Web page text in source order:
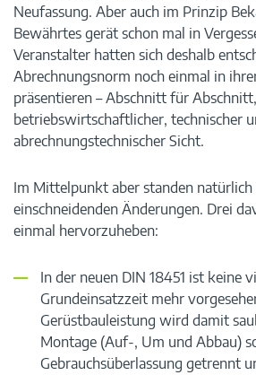
Neufassung. Aber auch im Prinzip
Bewährtes gerät schon mal in
Veranstalter hatten sich deshalb
Abrechnungsnorm noch einmal in
präsentieren – Abschnitt für
betriebswirtschaftlicher, technischer
abrechnungstechnischer Sicht.
Im Mittelpunkt aber standen natürlich
einschneidenden Änderungen. Drei
einmal hervorzuheben:
In der neuen DIN 18451 ist keine
Grundeinsatzzeit mehr
Gerüstbauleistung wird damit
Montage (Auf-, Um und Abbau)
Gebrauchsüberlassung getrennt